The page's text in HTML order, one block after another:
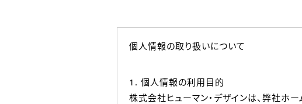
個人情報の取り扱いについて
1. 個人情報の利用目的
株式会社ヒューマン・デザインは、弊社ホ